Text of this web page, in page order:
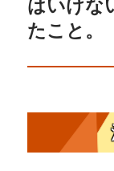
シ
投
たこと。